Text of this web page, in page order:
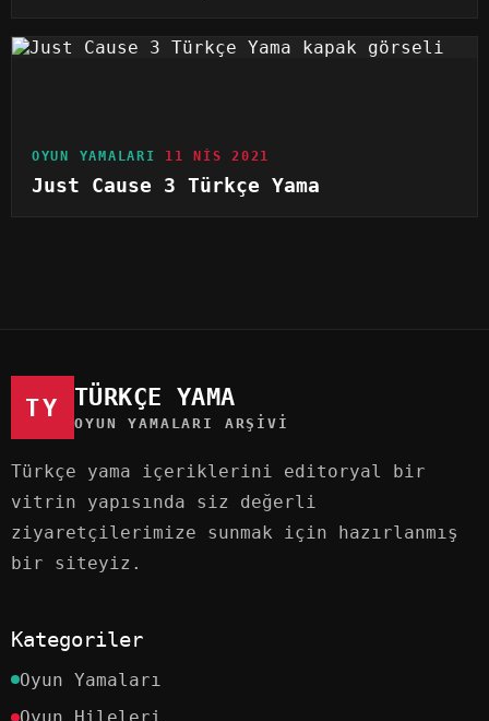
OYUN YAMALARI 11 NIS 2021
Just Cause 3 Türkçe Yama
TY TÜRKÇE YAMA
OYUN YAMALARI ARŞIVI
Türkçe yama içeriklerini editoryal bir
vitrin yapısında siz değerli
ziyaretçilerimize sunmak için hazırlanmış
bir siteyiz.
Kategoriler
Oyun Yamaları